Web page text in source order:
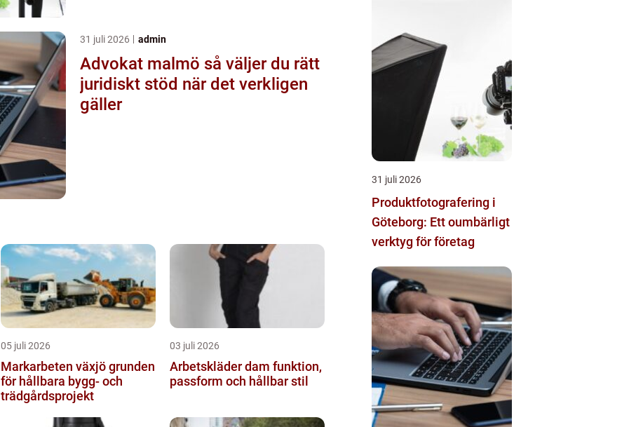
31 juli 2026 admin
Advokat malmö så väljer du rätt
juridiskt stöd när det verkligen
gäller
05 juli 2026
Markarbeten växjö grunden
för hållbara bygg- och
trädgårdsprojekt
03 juli 2026
Arbetskläder dam funktion,
passform och hållbar stil
31 juli 2026
Produktfotografering i
Göteborg: Ett oumbärligt
verktyg för företag